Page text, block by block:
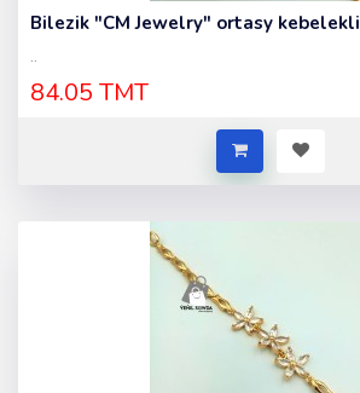
Bilezik "CM Jewelry" ortasy kebelekli
..
84.05 TMT